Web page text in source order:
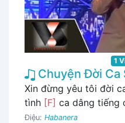
1
Chuyện Đời Ca
Xin đừng yêu tôi đời
tình [F] ca dâng tiếng
Điệu: Habanera